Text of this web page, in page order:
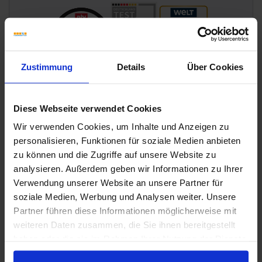
Zustimmung Details Über Cookies
Diese Webseite verwendet Cookies
Wir verwenden Cookies, um Inhalte und Anzeigen zu
personalisieren, Funktionen für soziale Medien anbieten
zu können und die Zugriffe auf unsere Website zu
analysieren. Außerdem geben wir Informationen zu Ihrer
Verwendung unserer Website an unsere Partner für
soziale Medien, Werbung und Analysen weiter. Unsere
Partner führen diese Informationen möglicherweise mit
weiteren Daten zusammen, die Sie ihnen bereitgestellt
gesammelt haben.
Wünschen Sie eine Beratung?